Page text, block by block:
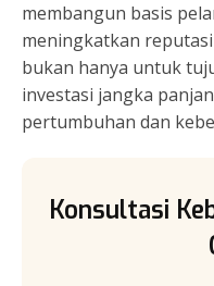
membangun basis
meningkatkan
bukan hanya untuk
investasi jangka
pertumbuhan dan
Konsultasi